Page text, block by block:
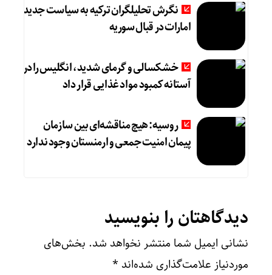
نگرش تحلیلگران ترکیه به سیاست جدید
امارات در قبال سوریه
خشکسالی و گرمای شدید، انگلیس را در
آستانه کمبود مواد غذایی قرار داد
روسیه: هیچ مناقشه‌ای بین سازمان
پیمان امنیت جمعی و ارمنستان وجود ندارد
دیدگاهتان را بنویسید
نشانی ایمیل شما منتشر نخواهد شد. بخش‌های
موردنیاز علامت‌گذاری شده‌اند *